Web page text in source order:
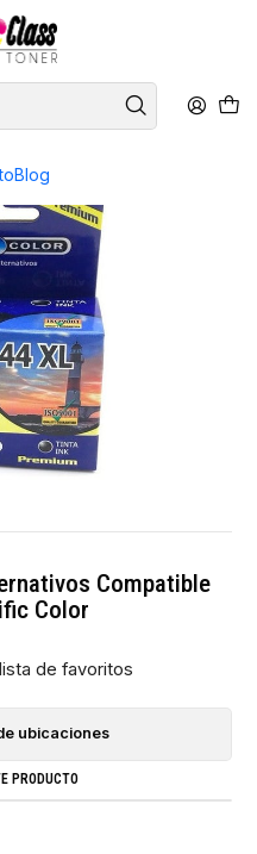
Blog
sobre $120.000
Alternativos
Canon Pacific Color
Compatible
Color
de favoritos
ubicaciones
PRODUCTO